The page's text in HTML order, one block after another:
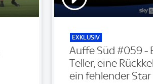
EXKLUSIV
Auffe Süd #059 -
Teller, eine
ein fehlender Star